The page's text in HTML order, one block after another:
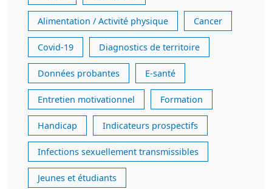
Alimentation / Activité physique Cancer
Covid-19 Diagnostics de territoire
Données probantes E-santé
Entretien motivationnel Formation
Handicap Indicateurs prospectifs
Infections sexuellement transmissibles
Jeunes et étudiants